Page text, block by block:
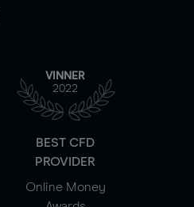
VINNER
2022
BEST CFD
PROVIDER
Online Money